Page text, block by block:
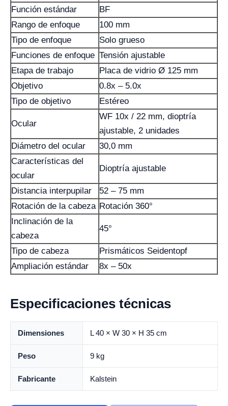
Función estándar
BF
Rango de enfoque
100 mm
Tipo de enfoque
Solo grueso
Funciones de enfoque Tensión ajustable
Etapa de trabajo
Placa de vidrio Ø 125 mm
Objetivo
0.8x – 5.0x
Tipo de objetivo
Estéreo
Ocular
WF 10x / 22 mm, dioptría
ajustable, 2 unidades
Diámetro del ocular
30,0 mm
Características del
ocular
Dioptría ajustable
Distancia interpupilar
52 – 75 mm
Rotación de la cabeza Rotación 360°
Inclinación de la
cabeza
45°
Tipo de cabeza
Prismáticos Seidentopf
Ampliación estándar
8x – 50x
Especificaciones técnicas
Dimensiones L 40 × W 30 × H 35 cm
Peso 9 kg
Fabricante Kalstein